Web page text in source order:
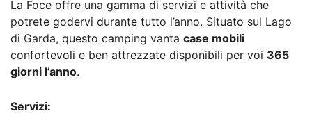
La Foce offre una gamma di servizi e attività che
potrete godervi durante tutto l’anno. Situato sul Lago
di Garda, questo camping vanta case mobili
confortevoli e ben attrezzate disponibili per voi 365
giorni l’anno.
Servizi: